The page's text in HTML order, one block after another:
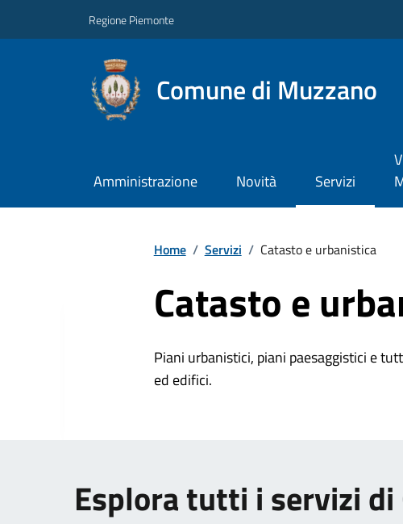
Regione Piemonte
Comune di Muzzano
Amministrazione Novità Servizi
Home / Servizi / Catasto e urbanistica
Catasto e
Piani urbanistici, piani paesaggistici e
ed edifici.
Esplora tutti i servizi